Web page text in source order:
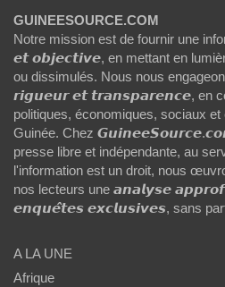
GUINEESOURCE.COM
Notre mission est de fournir une
𝙚𝙩 𝙤𝙗𝙟𝙚𝙘𝙩𝙞𝙫𝙚, en mettant en
ou dissimulés. Nous nous
𝙧𝙞𝙜𝙪𝙚𝙪𝙧 𝙚𝙩 𝙩𝙧𝙖𝙣𝙨𝙥𝙖𝙧𝙚𝙣𝙘𝙚, en
politiques, économiques, sociaux
Guinée. Chez
presse libre et indépendante, au
l'information est un droit, nous
nos lecteurs une 𝙖𝙣𝙖𝙡𝙮𝙨𝙚
𝙚𝙣𝙦𝙪𝙚̂𝙩𝙚𝙨 𝙚𝙭𝙘𝙡𝙪𝙨𝙞𝙫𝙚𝙨, sans
A LA UNE
Afrique